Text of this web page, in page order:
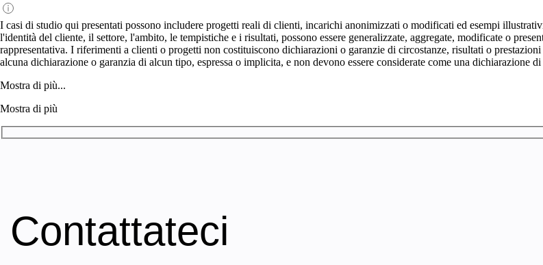
I casi di studio qui presentati possono includere progetti reali di clienti, incarichi anonimizzati o modificati ed esempi
l'identità del cliente, il settore, l'ambito, le tempistiche e i risultati, possono essere generalizzate, aggregate, modificate o
rappresentativa. I riferimenti a clienti o progetti non costituiscono dichiarazioni o garanzie di circostanze, risultati o
alcuna dichiarazione o garanzia di alcun tipo, espressa o implicita, e non devono essere considerate come una dichiarazione
Mostra di più...
Mostra di più
Contattateci